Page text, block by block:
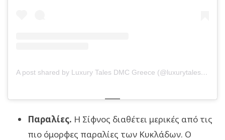
A post shared by Luxury Tales DMC Greece (@luxurytalesgreece)
Παραλίες. Η Σίφνος διαθέτει μερικές από τις
πιο όμορφες παραλίες των Κυκλάδων. Ο